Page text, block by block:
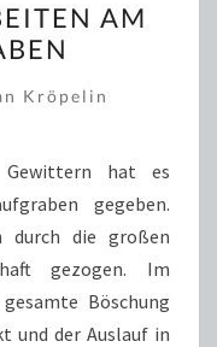
AM
Kröpelin
hat es
gegeben.
durch die großen
gezogen. Im
Böschung
und der Auslauf in